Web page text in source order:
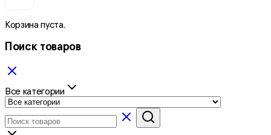
Корзина пуста.
Поиск товаров
Все категории